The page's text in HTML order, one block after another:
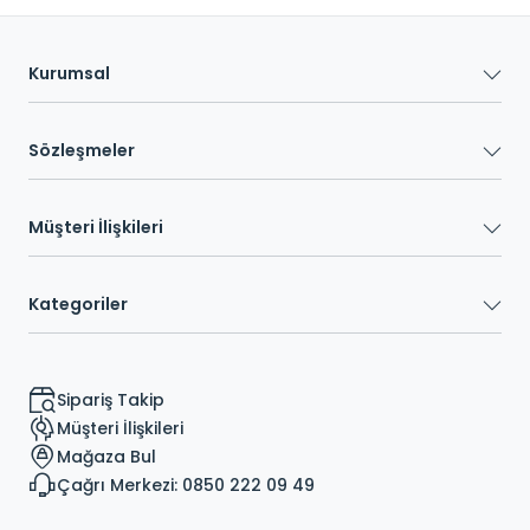
Kurumsal
Sözleşmeler
Müşteri İlişkileri
Kategoriler
Sipariş Takip
Müşteri İlişkileri
Mağaza Bul
Çağrı Merkezi: 0850 222 09 49